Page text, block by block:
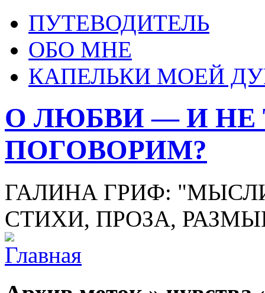
ПУТЕВОДИТЕЛЬ
ОБО МНЕ
КАПЕЛЬКИ МОЕЙ
О ЛЮБВИ — И НЕ
ПОГОВОРИМ?
ГАЛИНА ГРИФ:
СТИХИ, ПРОЗА,